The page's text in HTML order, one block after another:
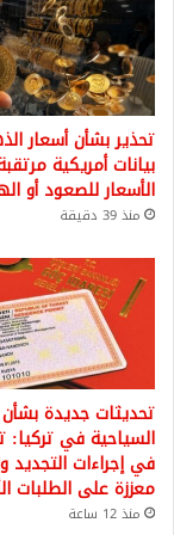
تحذير بشأن أسعار
بيانات أمريكية
الأسعار للصعود أو
منذ 39 دقيقة
تحديثات جديدة بشأن
السياحية في تركيا:
في إجراءات التجديد
معززة على الطلبات
منذ 12 ساعة